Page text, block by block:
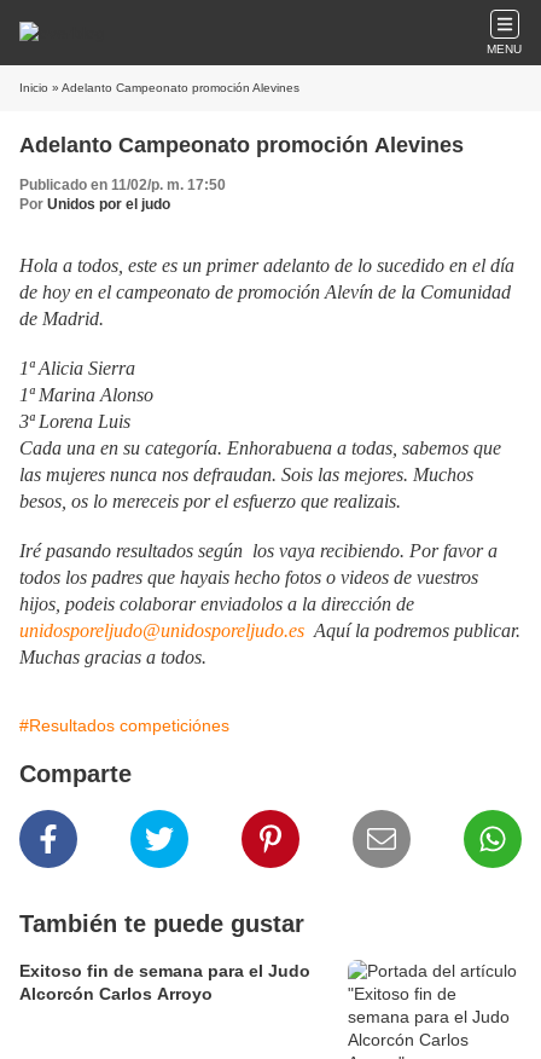
MENU
Inicio » Adelanto Campeonato promoción Alevines
Adelanto Campeonato promoción Alevines
Publicado en 11/02/p. m. 17:50
Por Unidos por el judo
Hola a todos, este es un primer adelanto de lo sucedido en el día
de hoy en el campeonato de promoción Alevín de la Comunidad
de Madrid.
1ª Alicia Sierra
1ª Marina Alonso
3ª Lorena Luis
Cada una en su categoría. Enhorabuena a todas, sabemos que
las mujeres nunca nos defraudan. Sois las mejores. Muchos
besos, os lo mereceis por el esfuerzo que realizais.
Iré pasando resultados según los vaya recibiendo. Por favor a
todos los padres que hayais hecho fotos o videos de vuestros
hijos, podeis colaborar enviadolos a la dirección de
unidosporeljudo@unidosporeljudo.es Aquí la podremos publicar.
Muchas gracias a todos.
#Resultados competiciónes
Comparte
También te puede gustar
Exitoso fin de semana para el Judo
Alcorcón Carlos Arroyo